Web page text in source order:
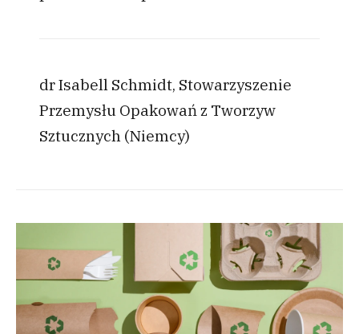
dr Isabell Schmidt, Stowarzyszenie
Przemysłu Opakowań z Tworzyw
Sztucznych (Niemcy)